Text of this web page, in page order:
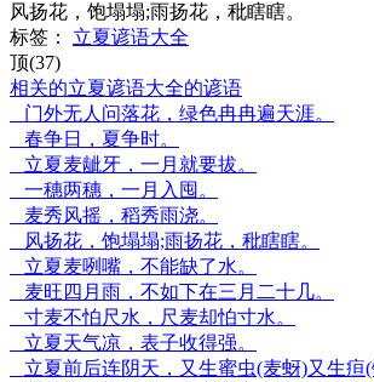
风扬花，饱塌塌;雨扬花，秕瞎瞎。
标签：
立夏谚语大全
顶(37)
相关的立夏谚语大全的谚语
门外无人问落花，绿色冉冉遍天涯。
春争日，夏争时。
立夏麦龇牙，一月就要拔。
一穗两穗，一月入囤。
麦秀风摇，稻秀雨浇。
风扬花，饱塌塌;雨扬花，秕瞎瞎。
立夏麦咧嘴，不能缺了水。
麦旺四月雨，不如下在三月二十几。
寸麦不怕尺水，尺麦却怕寸水。
立夏天气凉，表子收得强。
立夏前后连阴天，又生蜜虫(麦蚜)又生疸(